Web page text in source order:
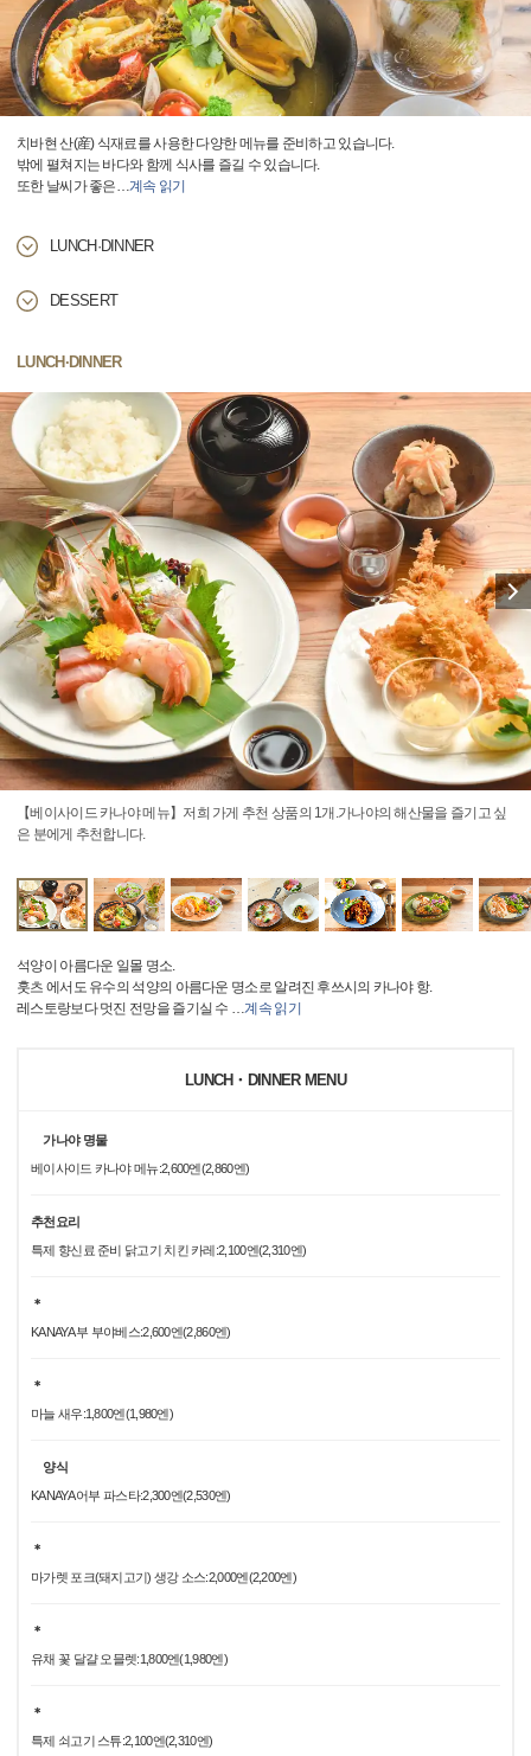
치바현 산(産) 식재료를 사용한 다양한 메뉴를 준비하고 있습니다.
밖에 펼쳐지는 바다와 함께 식사를 즐길 수 있습니다.
또한 날씨가 좋은…계속 읽기
LUNCH·DINNER
DESSERT
LUNCH·DINNER
【베이사이드 카나야 메뉴】저희 가게 추천 상품의 1개.가나야의 해산물을 즐기고 싶
은 분에게 추천합니다.
석양이 아름다운 일몰 명소.
훗츠 에서도 유수의 석양의 아름다운 명소로 알려진 후쓰시의 카나야 항.
레스토랑보다 멋진 전망을 즐기실 수 …계속 읽기
LUNCH・DINNER MENU
가나야 명물
베이사이드 카나야 메뉴:2,600엔(2,860엔)
추천요리
특제 향신료 준비 닭고기 치킨 카레:2,100엔(2,310엔)
＊
KANAYA 부 부야베스:2,600엔(2,860엔)
＊
마늘 새우:1,800엔(1,980엔)
양식
KANAYA 어부 파스타:2,300엔(2,530엔)
＊
마가렛 포크(돼지고기) 생강 소스:2,000엔(2,200엔)
＊
유채 꽃 달걀 오믈렛:1,800엔(1,980엔)
＊
특제 쇠고기 스튜:2,100엔(2,310엔)